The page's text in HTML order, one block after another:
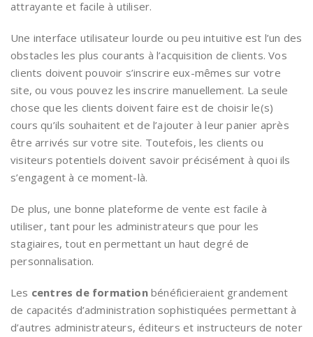
attrayante et facile à utiliser.
Une interface utilisateur lourde ou peu intuitive est l’un des
obstacles les plus courants à l’acquisition de clients. Vos
clients doivent pouvoir s’inscrire eux-mêmes sur votre
site, ou vous pouvez les inscrire manuellement. La seule
chose que les clients doivent faire est de choisir le(s)
cours qu’ils souhaitent et de l’ajouter à leur panier après
être arrivés sur votre site. Toutefois, les clients ou
visiteurs potentiels doivent savoir précisément à quoi ils
s’engagent à ce moment-là.
De plus, une bonne plateforme de vente est facile à
utiliser, tant pour les administrateurs que pour les
stagiaires, tout en permettant un haut degré de
personnalisation.
Les centres de formationbénéficieraient grandement
de capacités d’administration sophistiquées permettant à
d’autres administrateurs, éditeurs et instructeurs de noter